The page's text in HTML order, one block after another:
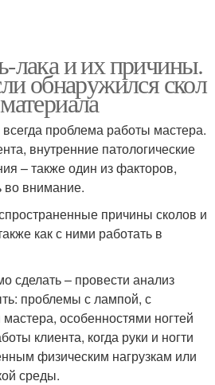
лака и их причины.
обнаружился скол
проблема работы мастера.
внутренние патологические
– также один из факторов,
во внимание.
причины сколов и
как с ними работать в
сделать – провести анализ
проблемы с лампой, с
особенностями ногтей
клиента, когда руки и ногти
физическим нагрузкам или
среды.